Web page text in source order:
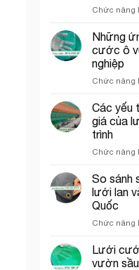
Chức năng
Những
cước ô
nghiệp
Chức năng
Các yếu
giá của
trình
Chức năng
So sánh
lưới lan
Quốc
Chức năng
Lưới
vườn